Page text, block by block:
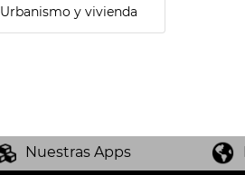
Urbanismo y vivienda
Nuestras Apps